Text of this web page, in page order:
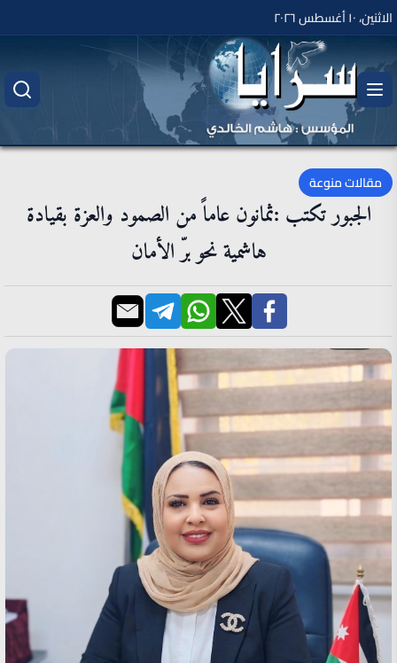
الاثنين، ١٠ أغسطس ٢٠٢٦
مقالات منوعة
الجبور تكتب :ثمانون عاماً من الصمود والعزة بقيادة
هاشمية نحو برّ الأمان